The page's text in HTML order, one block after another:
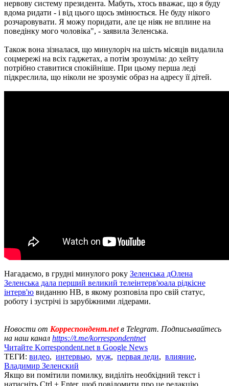
нервову систему президента. Мабуть, хтось вважає, що я буду
вдома ридати - і від цього щось змінюється. Не буду нікого
розчаровувати. Я можу поридати, але це ніяк не вплине на
поведінку мого чоловіка", - заявила Зеленська.
Також вона зізналася, що минулоріч на шість місяців видалила
соцмережі на всіх гаджетах, а потім зрозуміла: до хейту
потрібно ставитися спокійніше. При цьому перша леді
підкреслила, що ніколи не зрозуміє образ на адресу її дітей.
Нагадаємо, в грудні минулого року Зеленська дОлена
Зеленська дала перший великий телеінтерв'юала рідкісне
інтерв'ю виданню НВ, в якому розповіла про свій статус,
роботу і зустрічі із зарубіжними лідерами.
Новости от Корреспондент.netв Telegram. Подписывайтесь
на наш канал https://t.me/korrespondentnet
Читайте Korrespondent.net в Google News
ТЕГИ: видео, интервью, муж, первая леди, влияние,
Владимир Зеленский
Якщо ви помітили помилку, виділіть необхідний текст і
натисніть Ctrl + Enter, щоб повідомити про це редакцію.